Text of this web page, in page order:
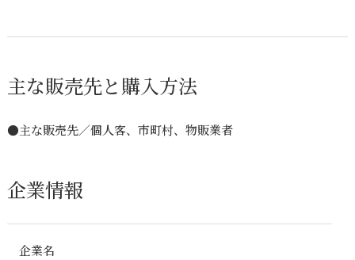
主な販売先と購入方法
●主な販売先／個人客、市町村、物販業者
企業情報
企業名